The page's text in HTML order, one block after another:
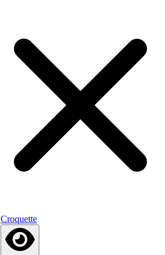
Croquette